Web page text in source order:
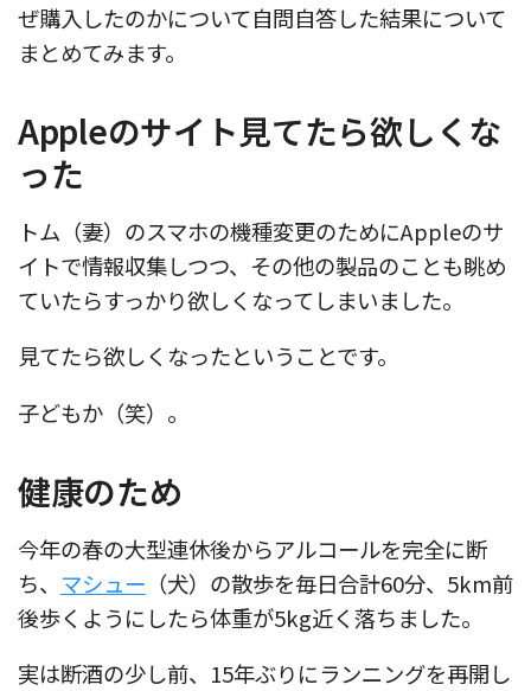
ぜ購入したのかについて自問自答した結果について
まとめてみます。
Appleのサイト見てたら欲しくな
った
トム（妻）のスマホの機種変更のためにAppleのサ
イトで情報収集しつつ、その他の製品のことも眺め
ていたらすっかり欲しくなってしまいました。
見てたら欲しくなったということです。
子どもか（笑）。
健康のため
今年の春の大型連休後からアルコールを完全に断
ち、 マシュー （犬）の散歩を毎日合計60分、5km前
後歩くようにしたら体重が5kg近く落ちました。
実は断酒の少し前、15年ぶりにランニングを再開し